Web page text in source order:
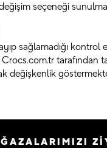
seçeneği
sağlamadığı
değişkenlik